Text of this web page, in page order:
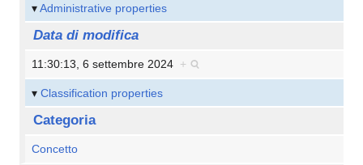
Administrative properties
Data di modifica
11:30:13, 6 settembre 2024 +
Classification properties
Categoria
Concetto